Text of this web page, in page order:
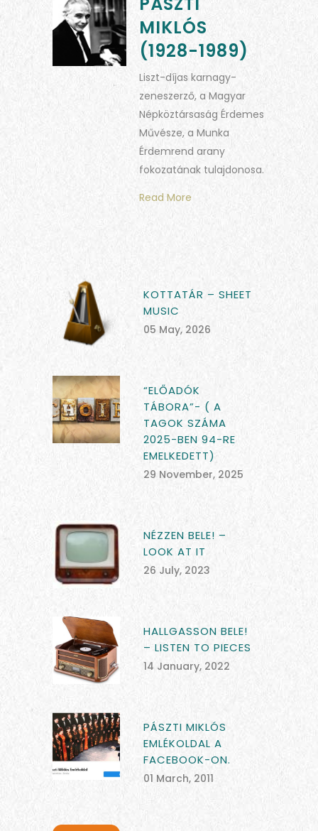
MIKLÓS
(1928-1989)
Liszt-díjas karnagy-
zeneszerző, a Magyar
Népköztársaság Érdemes
Művésze, a Munka
Érdemrend arany
fokozatának tulajdonosa.
Read More
KOTTATÁR – SHEET
MUSIC
05 May, 2026
“ELŐADÓK
TÁBORA”- ( A
TAGOK SZÁMA
2025-BEN 94-RE
EMELKEDETT)
29 November, 2025
NÉZZEN BELE! –
LOOK AT IT
26 July, 2023
HALLGASSON BELE!
– LISTEN TO PIECES
14 January, 2022
PÁSZTI MIKLÓS
EMLÉKOLDAL A
FACEBOOK-ON.
01 March, 2011